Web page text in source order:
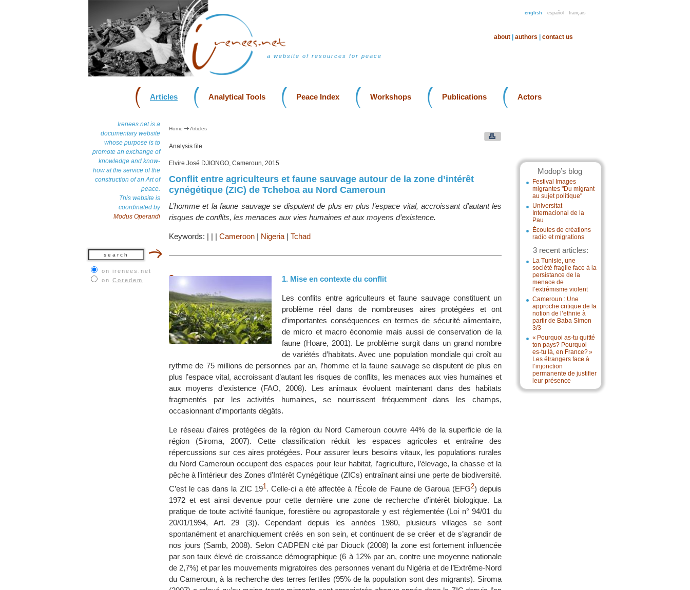
english español français
a website of resources for peace
about authors contact us
Articles Analytical Tools Peace Index Workshops Publications Actors
Irenees.net is a
documentary website
whose purpose is to
promote an exchange of
knowledge and know-
how at the service of the
construction of an Art of
peace.
This website is
coordinated by
Modus Operandi
on irenees.net
on Coredem
Modop’s blog
Festival Images
migrantes "Du migrant
au sujet politique"
Universitat
Internacional de la
Pau
Écoutes de créations
radio et migrations
3 recent articles:
La Tunisie, une
société fragile face à la
persistance de la
menace de
l’extrémisme violent
Cameroun : Une
approche critique de la
notion de l’ethnie à
partir de Baba Simon
3/3
« Pourquoi as-tu quitté
ton pays? Pourquoi
es-tu là, en France? »
Les étrangers face à
l’injonction
permanente de justifier
leur présence
Home Articles
Analysis file
Elvire José DJIONGO, Cameroun, 2015
Conflit entre agriculteurs et faune sauvage autour de la zone d’intérêt
cynégétique (ZIC) de Tcheboa au Nord Cameroun
L’homme et la faune sauvage se disputent de plus en plus l’espace vital, accroissant d’autant les
risques de conflits, les menaces aux vies humaines et aux moyens d’existence.
Keywords: | | | Cameroon | Nigeria | Tchad
1. Mise en contexte du conflit
Les conflits entre agriculteurs et faune sauvage constituent un
problème réel dans de nombreuses aires protégées et ont
d’importantes conséquences en termes de sécurité alimentaire,
de micro et macro économie mais aussi de conservation de la
faune (Hoare, 2001). Le problème surgit dans un grand nombre
de variétés d’habitats. Avec une population mondiale qui croît au
rythme de 75 millions de personnes par an, l’homme et la faune sauvage se disputent de plus en
plus l’espace vital, accroissant d’autant les risques de conflits, les menaces aux vies humaines et
aux moyens d’existence (FAO, 2008). Les animaux évoluent maintenant dans des habitats
fragmentés par les activités humaines, se nourrissent fréquemment dans les champs,
occasionnant d’importants dégâts.
Le réseau d’aires protégées de la région du Nord Cameroun couvre 44% de la superficie de la
région (Siroma, 2007). Cette classification réduit les espaces agricoles et entraîne des
répercussions sur ces aires protégées. Pour assurer leurs besoins vitaux, les populations rurales
du Nord Cameroun occupent des espaces pour leur habitat, l’agriculture, l’élevage, la chasse et la
pêche à l’intérieur des Zones d’Intérêt Cynégétique (ZICs) entraînant ainsi une perte de biodiversité.
C’est le cas dans la ZIC 191. Celle-ci a été affectée à l’École de Faune de Garoua (EFG2) depuis
1972 et est ainsi devenue pour cette dernière une zone de recherche d’intérêt biologique. La
pratique de toute activité faunique, forestière ou agropastorale y est réglementée (Loi n° 94/01 du
20/01/1994, Art. 29 (3)). Cependant depuis les années 1980, plusieurs villages se sont
spontanément et anarchiquement créés en son sein, et continuent de se créer et de s’agrandir de
nos jours (Samb, 2008). Selon CADPEN cité par Diouck (2008) la zone est fortement influencée
par son taux élevé de croissance démographique (6 à 12% par an, contre une moyenne nationale
de 2,7%) et par les mouvements migratoires des personnes venant du Nigéria et de l’Extrême-Nord
du Cameroun, à la recherche des terres fertiles (95% de la population sont des migrants). Siroma